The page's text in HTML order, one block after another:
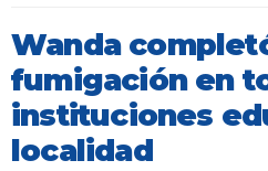
Wanda
fumigación en
instituciones
localidad